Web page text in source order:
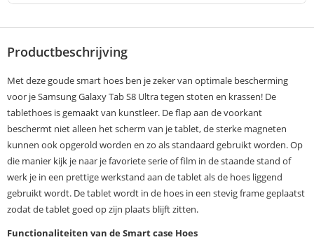
Productbeschrijving
Met deze goude smart hoes ben je zeker van optimale bescherming
voor je Samsung Galaxy Tab S8 Ultra tegen stoten en krassen! De
tablethoes is gemaakt van kunstleer. De flap aan de voorkant
beschermt niet alleen het scherm van je tablet, de sterke magneten
kunnen ook opgerold worden en zo als standaard gebruikt worden. Op
die manier kijk je naar je favoriete serie of film in de staande stand of
werk je in een prettige werkstand aan de tablet als de hoes liggend
gebruikt wordt. De tablet wordt in de hoes in een stevig frame geplaatst
zodat de tablet goed op zijn plaats blijft zitten.
Functionaliteiten van de Smart case Hoes